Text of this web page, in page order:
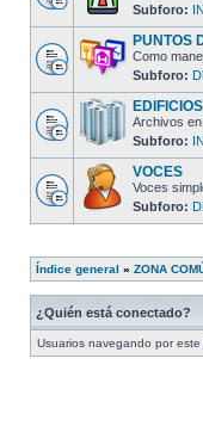
Subforo:
PUNTOS
Como
Subforo:
EDIFICIOS
Archivos en
Subforo:
VOCES
Voces
Subforo:
Índice general » ZONA
¿Quién está conectado?
Usuarios navegando por